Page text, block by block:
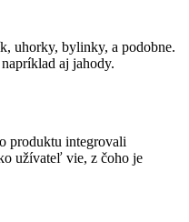
uhorky, bylinky, a podobne.
aj jahody.
produktu integrovali
užívateľ vie, z čoho je